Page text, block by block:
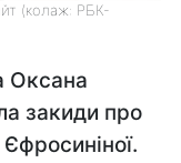
(колаж: РБК-
Оксана
закиди про